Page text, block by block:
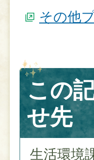
その他
この
せ先
生活環境